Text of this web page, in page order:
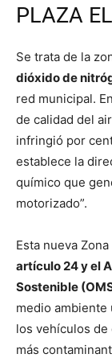
PLAZA
Se trata de la
dióxido de
red municipal.
de calidad del
infringió por
establece la
químico que
motorizado”.
Esta nueva
artículo 24 y el
Sostenible
medio ambiente
los vehículos de
más